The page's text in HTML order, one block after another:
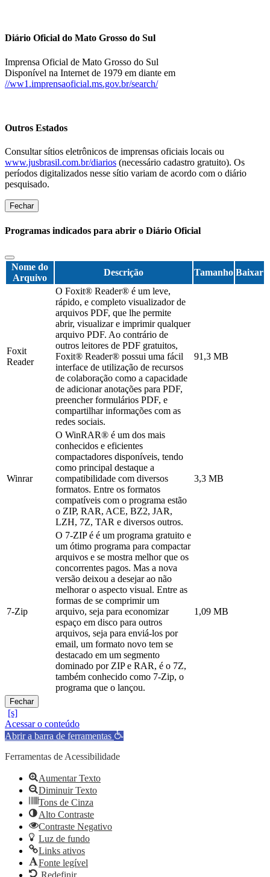
Diário Oficial do Mato Grosso do Sul
Imprensa Oficial de Mato Grosso do Sul
Disponível na Internet de 1979 em diante em
//ww1.imprensaoficial.ms.gov.br/search/
Outros Estados
Consultar sítios eletrônicos de imprensas oficiais locais ou
www.jusbrasil.com.br/diarios (necessário cadastro gratuito). Os
períodos digitalizados nesse sítio variam de acordo com o diário
pesquisado.
Fechar
Programas indicados para abrir o Diário Oficial
Nome do
Arquivo
Descrição Tamanho Baixar
Foxit
Reader
O Foxit® Reader® é um leve,
rápido, e completo visualizador de
arquivos PDF, que lhe permite
abrir, visualizar e imprimir qualquer
arquivo PDF. Ao contrário de
outros leitores de PDF gratuitos,
Foxit® Reader® possui uma fácil
interface de utilização de recursos
de colaboração como a capacidade
de adicionar anotações para PDF,
preencher formulários PDF, e
compartilhar informações com as
redes sociais.
91,3 MB
Winrar
O WinRAR® é um dos mais
conhecidos e eficientes
compactadores disponíveis, tendo
como principal destaque a
compatibilidade com diversos
formatos. Entre os formatos
compatíveis com o programa estão
o ZIP, RAR, ACE, BZ2, JAR,
LZH, 7Z, TAR e diversos outros.
3,3 MB
7-Zip
O 7-ZIP é é um programa gratuito e
um ótimo programa para compactar
arquivos e se mostra melhor que os
concorrentes pagos. Mas a nova
versão deixou a desejar ao não
melhorar o aspecto visual. Entre as
formas de se comprimir um
arquivo, seja para economizar
espaço em disco para outros
arquivos, seja para enviá-los por
email, um formato novo tem se
destacado em um segmento
dominado por ZIP e RAR, é o 7Z,
também conhecido como 7-Zip, o
programa que o lançou.
1,09 MB
Fechar
Acessar o conteúdo
Abrir a barra de ferramentas
Ferramentas de Acessibilidade
Aumentar Texto
Diminuir Texto
Tons de Cinza
Alto Contraste
Contraste Negativo
Luz de fundo
Links ativos
Fonte legível
Redefinir